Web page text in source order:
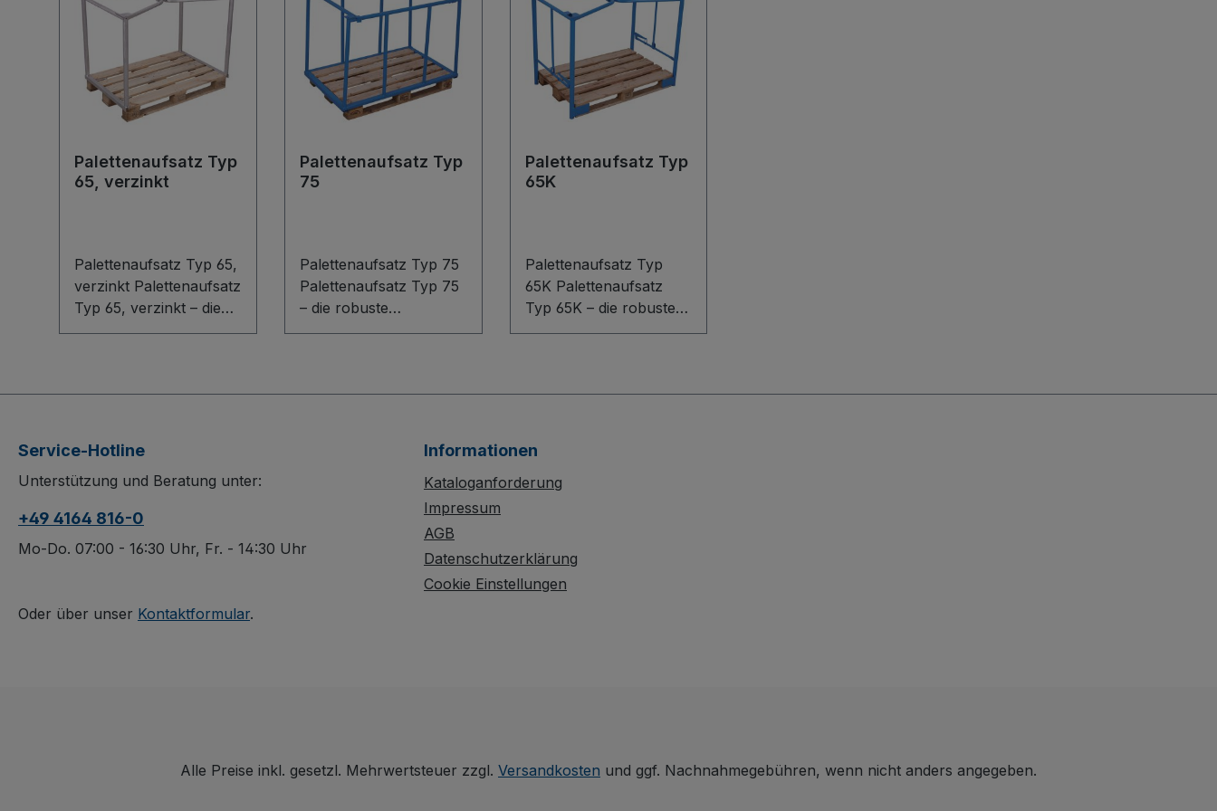
Palettenaufsatz Typ
65, verzinkt
Palettenaufsatz Typ 65,
verzinkt Palettenaufsatz
Typ 65, verzinkt – die
robuste
Industriepaletten.
Hakenverbindung
stabilisiert, bleiben alle
Ware von jeder Seite
zugänglich. Die
dauerhaft, bei
Palettenaufsatz Typ
75
Palettenaufsatz Typ 75
Palettenaufsatz Typ 75
– die robuste
Schweißkonstruktion
Passend für Euro- oder
verfahrbar) und verfügt
über Längsseiten mit je
Rundrohren, während
die Schmalseiten offen
bleiben. Dauerhaft
Palettenaufsatz Typ
65K
Palettenaufsatz Typ
65K Palettenaufsatz
Typ 65K – die robuste
Schweißkonstruktion
Stapeln Sie Ihre
nachträglich montierbar
dank manueller
sorgen für zusätzliche
Stabilität. Die dauerhaft
Service-Hotline
Unterstützung und Beratung unter:
+49 4164 816-0
Mo-Do. 07:00 - 16:30 Uhr, Fr. - 14:30 Uhr
Oder über unser Kontaktformular.
Informationen
Kataloganforderung
Impressum
AGB
Datenschutzerklärung
Cookie Einstellungen
Alle Preise inkl. gesetzl. Mehrwertsteuer zzgl. Versandkosten und ggf. Nachnahmegebühren, wenn nicht anders angegeben.